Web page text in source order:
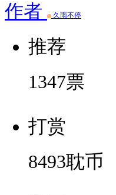
作者
久雨不停
推荐
1347票
打赏
8493耽币